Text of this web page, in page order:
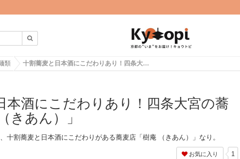
類 十割蕎麦と日本酒にこだわりあり！四条大宮の蕎麦店「樹庵 （きあん）」
本酒にこだわりあり！四条大宮の蕎
きあん）」
十割蕎麦と日本酒にこだわりがある蕎麦店「樹庵 （きあん）」なり。
お気に入り 1